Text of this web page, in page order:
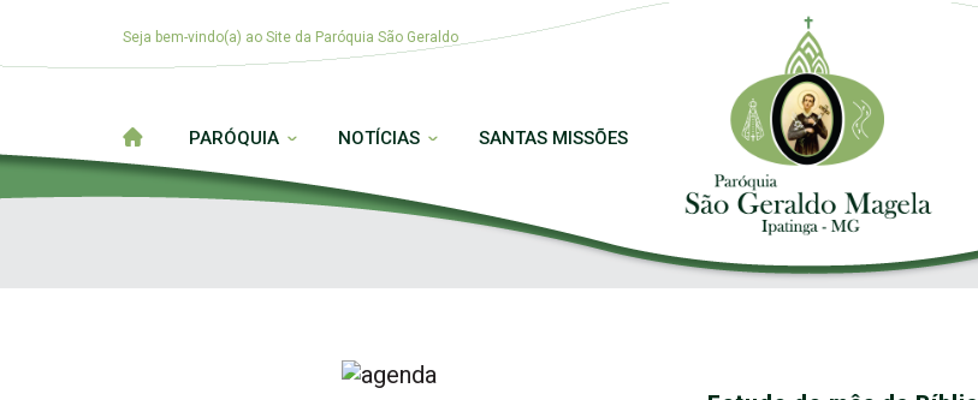
Seja bem-vindo(a) ao Site da Paróquia São Geraldo
PARÓQUIA NOTÍCIAS SANTAS MISSÕES